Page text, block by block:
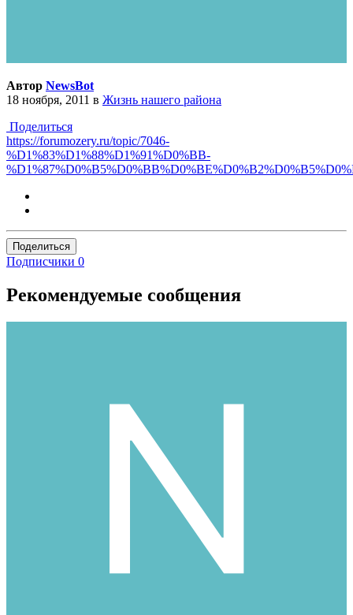
Автор NewsBot
18 ноября, 2011 в Жизнь нашего района
Поделиться
https://forumozery.ru/topic/7046-
%D1%83%D1%88%D1%91%D0%BB-
Поделиться
Подписчики 0
Рекомендуемые сообщения